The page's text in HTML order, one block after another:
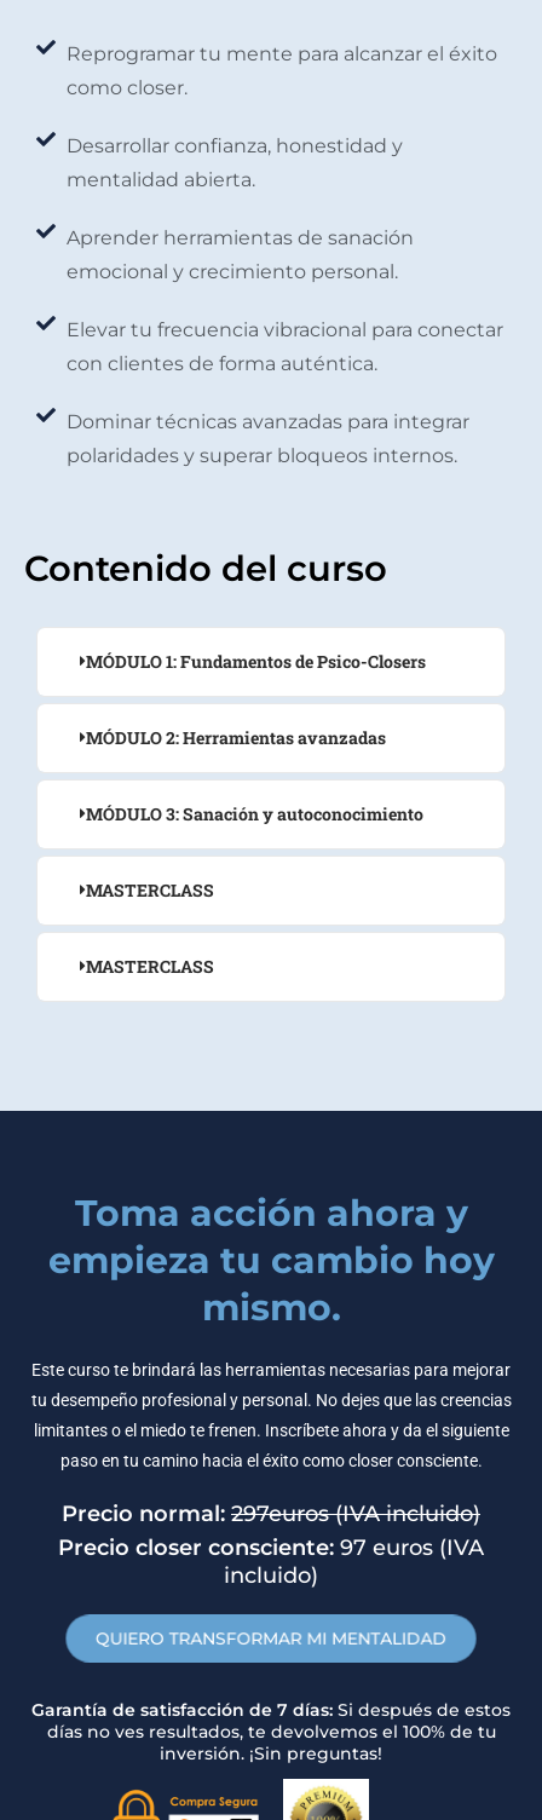
Reprogramar tu mente para alcanzar el éxito
como closer.
Desarrollar confianza, honestidad y
mentalidad abierta.
Aprender herramientas de sanación
emocional y crecimiento personal.
Elevar tu frecuencia vibracional para conectar
con clientes de forma auténtica.
Dominar técnicas avanzadas para integrar
polaridades y superar bloqueos internos.
Contenido del curso
MÓDULO 1: Fundamentos de Psico-Closers
MÓDULO 2: Herramientas avanzadas
MÓDULO 3: Sanación y autoconocimiento
MASTERCLASS
MASTERCLASS
Toma acción ahora y
empieza tu cambio hoy
mismo.
Este curso te brindará las herramientas necesarias para mejorar
tu desempeño profesional y personal. No dejes que las creencias
limitantes o el miedo te frenen. Inscríbete ahora y da el siguiente
paso en tu camino hacia el éxito como closer consciente.
Precio normal: 297euros (IVA incluido)
Precio closer consciente: 97 euros (IVA
incluido)
QUIERO TRANSFORMAR MI MENTALIDAD
Garantía de satisfacción de 7 días: Si después de estos
días no ves resultados, te devolvemos el 100% de tu
inversión. ¡Sin preguntas!